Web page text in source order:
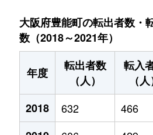
大阪府豊能町の転出者数・
数（2018～2021年）
年度
転出者数
（人）
転入
（人
2018
632 466